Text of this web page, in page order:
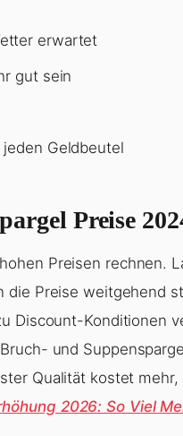
erwartet
gut sein
Geldbeutel
Preise
Preisen rechnen.
die Preise weitgehend
Discount-Konditionen
und
Qualität kostet
2026: So Viel